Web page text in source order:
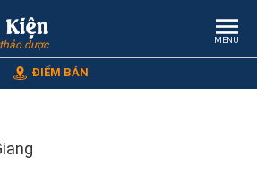
dược MENU
ĐIỂM BÁN